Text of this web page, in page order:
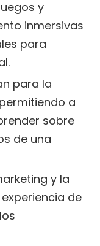
y
inmersivas
para
para la
a
sobre
de una
y la
de